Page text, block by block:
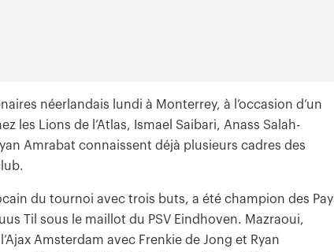
néerlandais lundi à Monterrey, à l’occasion d’un
les Lions de l’Atlas, Ismael Saibari, Anass Salah-
Amrabat connaissent déjà plusieurs cadres des
du tournoi avec trois buts, a été champion des
Til sous le maillot du PSV Eindhoven. Mazraoui,
Amsterdam avec Frenkie de Jong et Ryan